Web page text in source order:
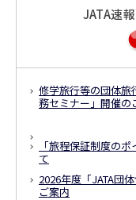
JATA速
修学旅行等の団体旅
務セミナー」開催の
「旅程保証制度のポ
て
2026年度「JATA団
ご案内